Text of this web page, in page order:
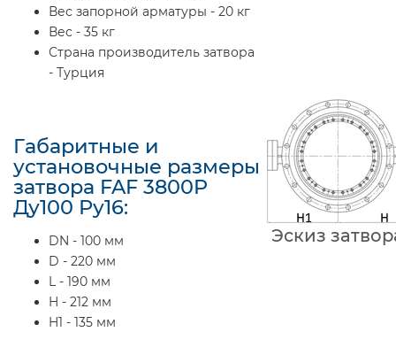
Вес запорной арматуры - 20 кг
Вес - 35 кг
Страна производитель затвора
- Турция
Габаритные и
установочные размеры
затвора FAF 3800P
Ду100 Ру16:
DN - 100 мм
D - 220 мм
L - 190 мм
H - 212 мм
H1 - 135 мм
Эскиз